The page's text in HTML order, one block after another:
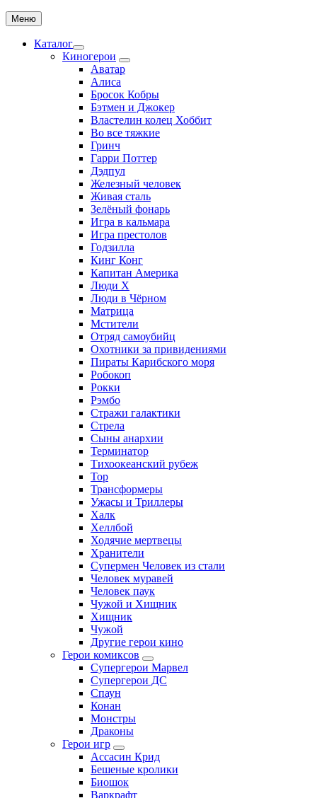
Меню
Каталог
Киногерои
Аватар
Алиса
Бросок Кобры
Бэтмен и Джокер
Властелин колец Хоббит
Во все тяжкие
Гринч
Гарри Поттер
Дэдпул
Железный человек
Живая сталь
Зелёный фонарь
Игра в кальмара
Игра престолов
Годзилла
Кинг Конг
Капитан Америка
Люди X
Люди в Чёрном
Матрица
Мстители
Отряд самоубийц
Охотники за привидениями
Пираты Карибского моря
Робокоп
Рокки
Рэмбо
Стражи галактики
Стрела
Сыны анархии
Терминатор
Тихоокеанский рубеж
Тор
Трансформеры
Ужасы и Триллеры
Халк
Хеллбой
Ходячие мертвецы
Хранители
Супермен Человек из стали
Человек муравей
Человек паук
Чужой и Хищник
Хищник
Чужой
Другие герои кино
Герои комиксов
Супергерои Марвел
Супергерои ДС
Спаун
Конан
Монстры
Драконы
Герои игр
Ассасин Крид
Бешеные кролики
Биошок
Варкрафт